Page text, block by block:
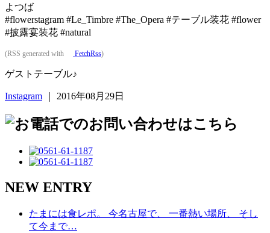
よつば
#flowerstagram #Le_Timbre #The_Opera #テーブル装花 #flower
#披露宴装花 #natural
(RSS generated with FetchRss)
ゲストテーブル♪
Instagram ｜ 2016年08月29日
NEW ENTRY
たまには食レポ。 今名古屋で、 一番熱い場所、 そし
て今まで…